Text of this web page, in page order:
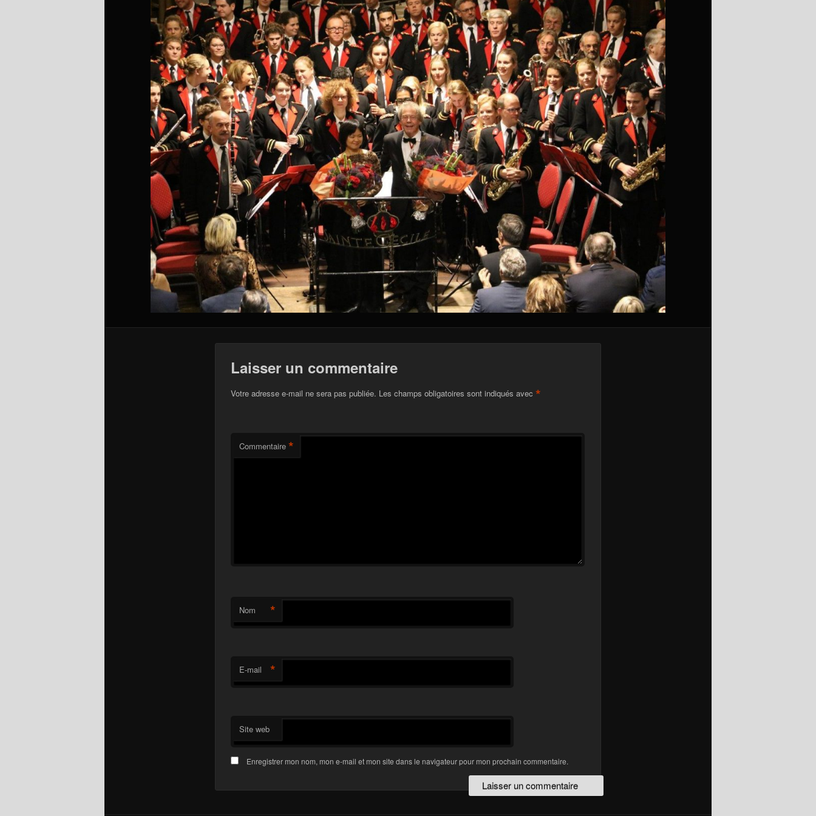
Laisser un commentaire
Votre adresse e-mail ne sera pas publiée. Les champs obligatoires sont indiqués avec *
Commentaire *
Nom *
E-mail *
Site web
Enregistrer mon nom, mon e-mail et mon site dans le navigateur pour mon prochain commentaire.